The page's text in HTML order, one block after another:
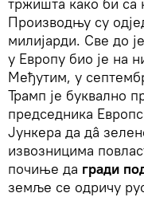
Производњу су
милијарди. Све до
у Европу био је на
Међутим, у
Трамп је буквално
председника
Јункера да дâ
извозницима
почиње да гради
земље се одричу